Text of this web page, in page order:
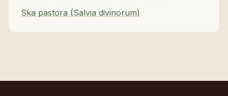
Ska pastora (Salvia divinorum)